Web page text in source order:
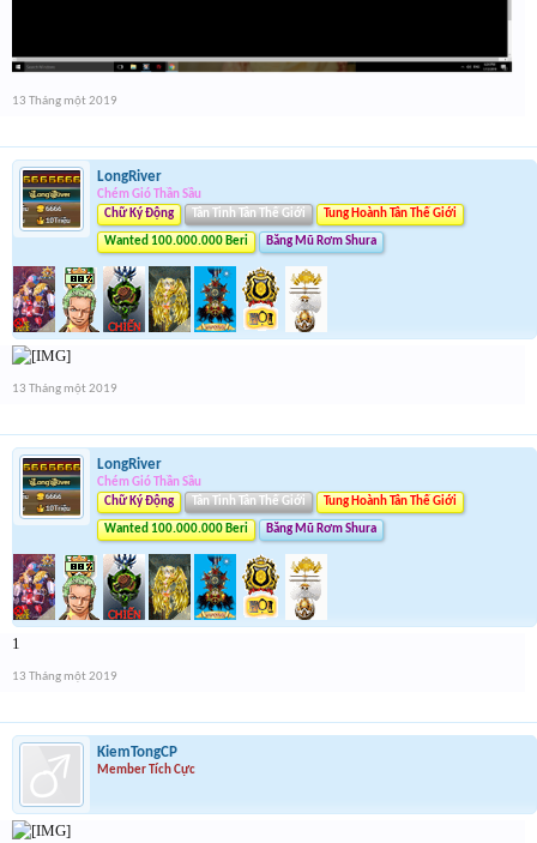
13 Tháng một 2019
LongRiver
Chém Gió Thần Sầu
Chữ Ký Động
Tân Tinh Tân Thế Giới Tung Hoành Tân Thế Giới
Wanted 100.000.000 Beri Băng Mũ Rơm Shura
13 Tháng một 2019
LongRiver
Chém Gió Thần Sầu
Chữ Ký Động
Tân Tinh Tân Thế Giới Tung Hoành Tân Thế Giới
Wanted 100.000.000 Beri Băng Mũ Rơm Shura
1
13 Tháng một 2019
KiemTongCP
Member Tích Cực